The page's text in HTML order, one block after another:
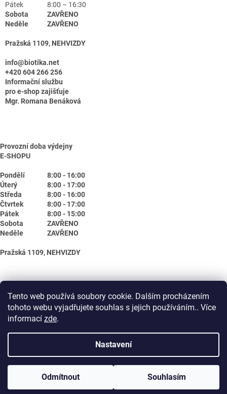
Tento web používá soubory cookie. Dalším procházením
tohoto webu vyjadřujete souhlas s jejich používáním.. Více
informací zde.
Nastavení
Odmítnout Souhlasím
Pátek
8:00 – 16:30
Sobota
ZAVŘENO
Neděle
ZAVŘENO
Pražská 1109, NEHVIZDY
info@biotika.net
+420 604 266 256
Informační službu
pro e-shop zajišťuje
Mgr. Romana Benáková
Provozní doba výdejny
E-SHOPU
Pondělí
8:00 - 16:00
Úterý
8:00 - 17:00
Středa
8:00 - 16:00
Čtvrtek
8:00 - 17:00
Pátek
8:00 - 15:00
Sobota
ZAVŘENO
Neděle
ZAVŘENO
Pražská 1109, NEHVIZDY
Vytvořil Shoptet
Copyright 2026Biotika.net . Všechna práva vyhrazena.